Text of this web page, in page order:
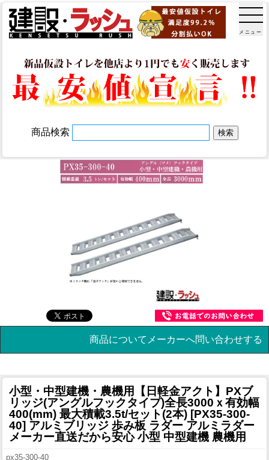
メニュー
商品検索
商品についてメーカーへ問い合わせする
小型・中型建機・農機用
【日軽金アクト】PXブ
リッジ(アングルフックタイプ)全長3000ｘ有効幅
400(mm) 最大積載3.5t/セット(2本) [PX35-300-
40] アルミブリッジ 歩み板 ラダー アルミラダー
メーカー直送だから安心 小型 中型建機 農機用
px35-300-40